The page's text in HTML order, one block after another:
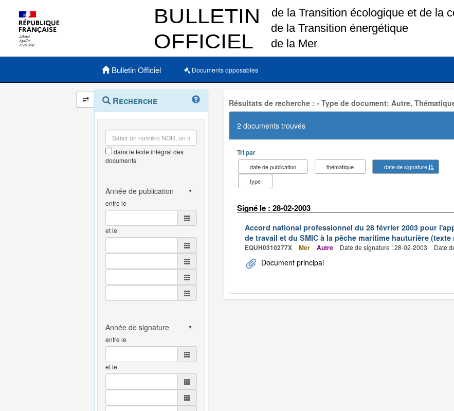
Menu principal
Bulletin Officiel Documents opposables
Navigation
et
outils
annexes
Menu
contextuel
Recherche
dans le texte intégral des
documents
entre le
et le
entre le
et le
Résultats de recherche : - Type de document: Autre,
2 documents trouvés
Tri par
date de publication thématique
date de signature
type
Signé le : 28-02-2003
Accord national professionnel du 28 février 2003 pour
de travail et du SMIC à la pêche maritime hauturière
EQUH0310277X Mer Autre Date de signature : 28-02-2003 Date
Document principal